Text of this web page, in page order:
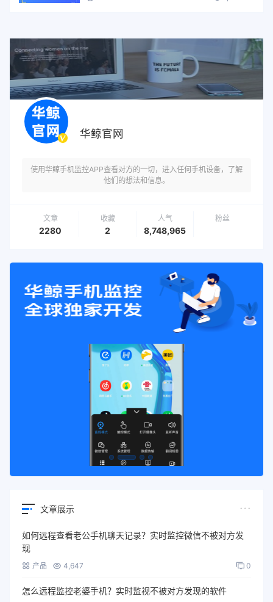
华鲸官网
使用华鲸手机监控APP查看对方的一切，进入任何手机设备，了解
他们的想法和信息。
文章
2280
收藏
2
人气
8,748,965
粉丝
文章展示
如何远程查看老公手机聊天记录？实时监控微信不被对方发
现
产品 4,647 0
怎么远程监控老婆手机？实时监视不被对方发现的软件